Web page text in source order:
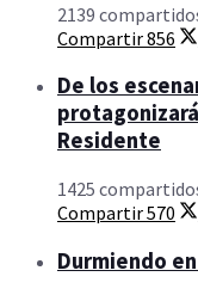
2139
Compartir856
De los
Residente
1425
Compartir570
Durmiendo